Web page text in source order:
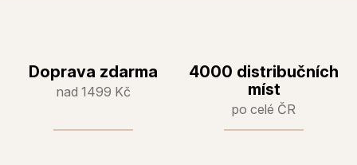
Doprava zdarma
nad 1499 Kč
4000 distribučních
míst
po celé ČR